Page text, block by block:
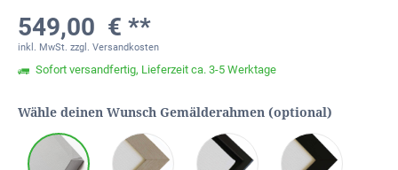
549,00 € **
inkl. MwSt. zzgl. Versandkosten
Sofort versandfertig, Lieferzeit ca. 3-5 Werktage
Wähle deinen Wunsch Gemälderahmen (optional)